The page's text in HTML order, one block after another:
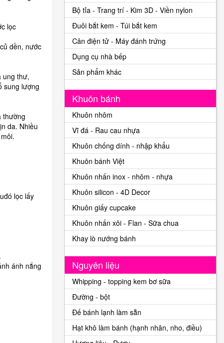
lọc
dền, nước
ung thư,
sung lượng
thường
da. Nhiều
lọc lấy
ánh nắng
Bộ tỉa - Trang trí - Kim 3D - Viền nylon
Đuôi bắt kem - Túi bắt kem
Cân điện tử - Máy đánh trứng
Dụng cụ nhà bếp
Sản phẩm khác
Khuôn bánh
Khuôn nhôm
Vĩ đá - Rau cau nhựa
Khuôn chống dính - nhập khẩu
Khuôn bánh Việt
Khuôn nhấn inox - nhôm - nhựa
Khuôn silicon - 4D Decor
Khuôn giấy cupcake
Khuôn nhấn xôi - Flan - Sữa chua
Khay lò nướng bánh
Nguyên liệu
Whipping - topping kem bơ sữa
Đường - bột
Đế bánh lạnh làm sẵn
Hạt khô làm bánh (hạnh nhân, nho, điều)